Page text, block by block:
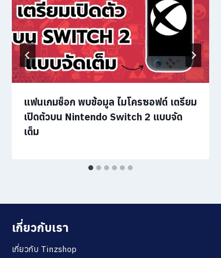
แฟนเกมช็อก พบข้อมูล ไมโครซอฟต์ เตรียม
เปิดตัวบน Nintendo Switch 2 แบบจัด
เต็ม
เกี่ยวกับเรา
เกี่ยวกับ Tinzshop